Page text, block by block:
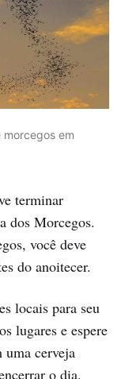
morcegos em
terminar
dos Morcegos.
você deve
do anoitecer.
locais para seu
lugares e espere
uma cerveja
o dia.